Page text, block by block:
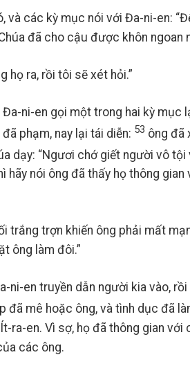
và các kỳ mục nói với Đa-ni-en:
đã cho cậu được khôn ngoan
họ ra, rồi tôi sẽ xét hỏi.”
ni-en gọi một trong hai kỳ mục
phạm, nay lại tái diễn: 53 ông đã
dạy: “Ngươi chớ giết người vô
hãy nói ông đã thấy họ thông
trắng trợn khiến ông phải mất
ông làm đôi.”
ni-en truyền dẫn người kia vào,
đã mê hoặc ông, và tình dục đã
ra-en. Vì sợ, họ đã thông gian
các ông.